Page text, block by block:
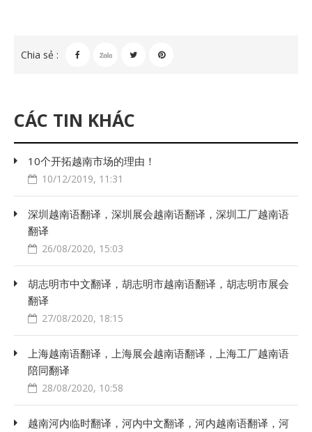
Chia sẻ :
CÁC TIN KHÁC
10个开拓越南市场的理由！
10/12/2019, 11:31
深圳越南语翻译，深圳展会越南语翻译，深圳工厂越南语
翻译
26/08/2020, 15:03
胡志明市中文翻译，胡志明市越南语翻译，胡志明市展会
翻译
27/08/2020, 18:15
上海越南语翻译，上海展会越南语翻译，上海工厂越南语
陪同翻译
28/08/2020, 10:58
越南河内临时翻译，河内中文翻译，河内越南语翻译，河